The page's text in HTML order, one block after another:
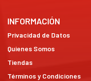
INFORMACIÓN
Privacidad de Datos
Quienes Somos
Tiendas
Términos y Condiciones